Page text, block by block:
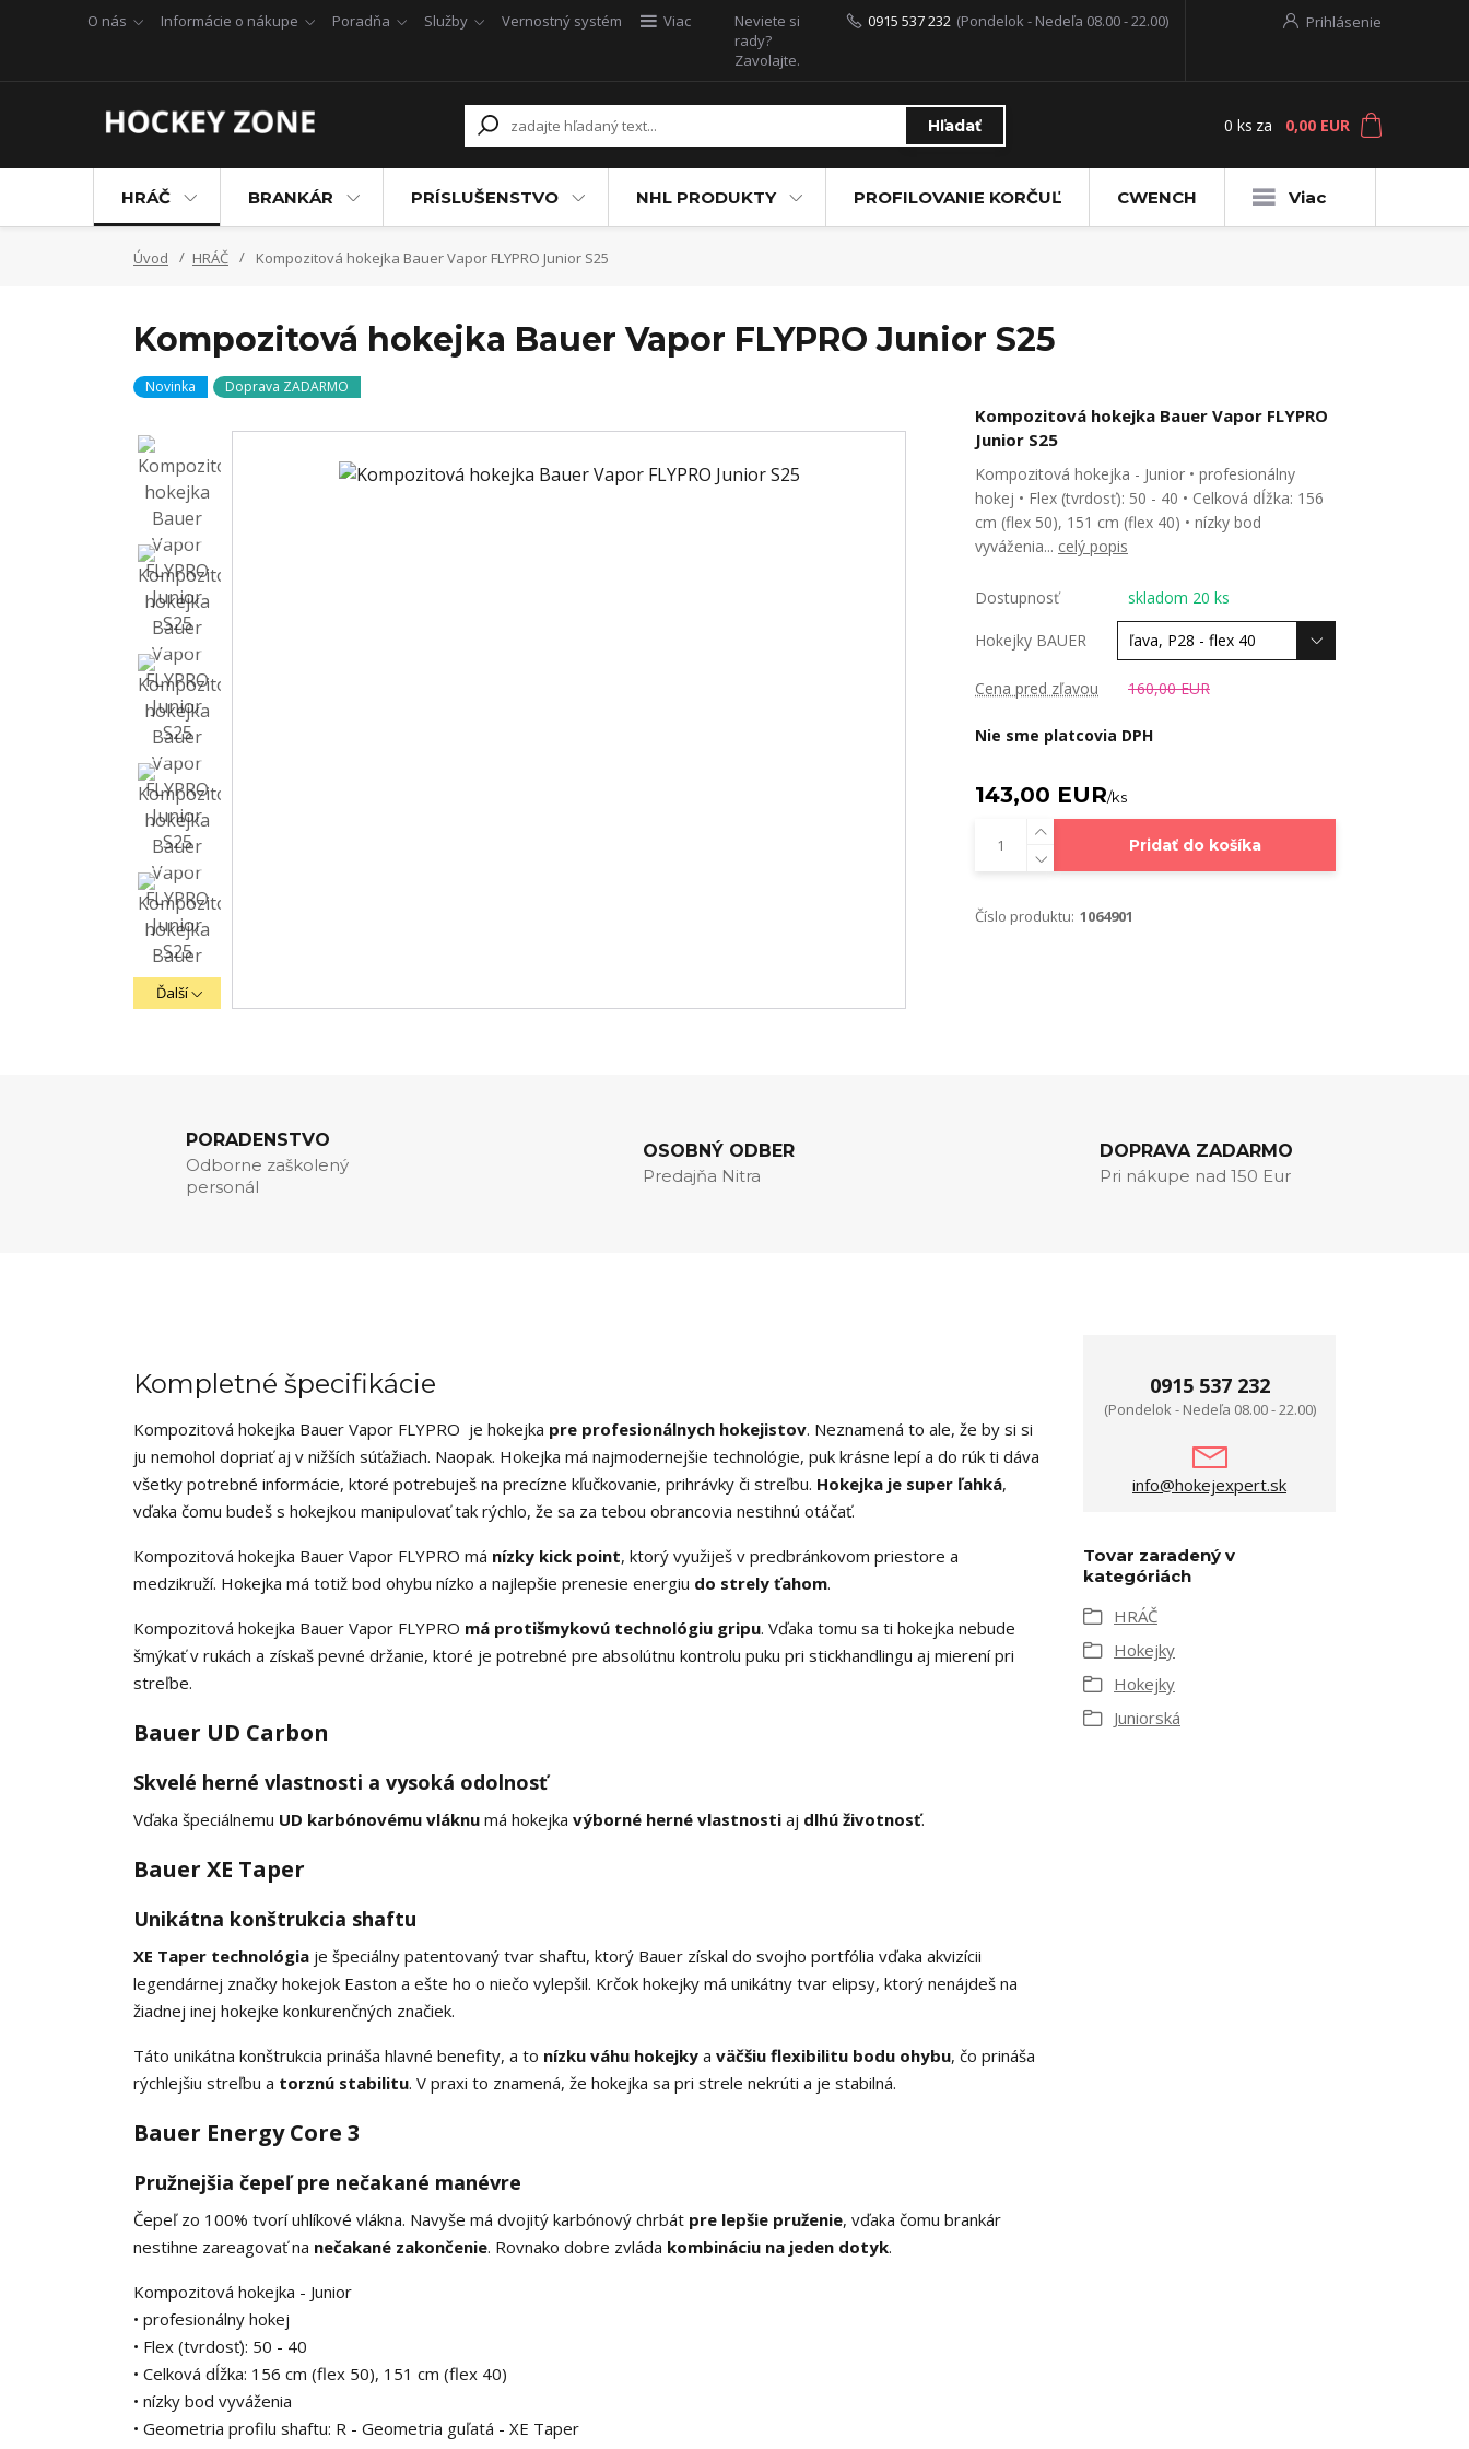
O nás Informácie o nákupe Poradňa Služby Vernostný systém Viac Prihlásenie
Hľadať
Neviete si
rady?
Zavolajte.
0915 537 232 (Pondelok - Nedeľa 08.00 - 22.00)
0 ks za 0,00 EUR
HRÁČ BRANKÁR PRÍSLUŠENSTVO NHL PRODUKTY PROFILOVANIE KORČUĽ CWENCH Viac
Úvod HRÁČ Kompozitová hokejka Bauer Vapor FLYPRO Junior S25
Kompozitová hokejka Bauer Vapor FLYPRO Junior S25
Novinka Doprava ZADARMO
Ďalší
Kompozitová hokejka Bauer Vapor FLYPRO
Junior S25
Kompozitová hokejka - Junior • profesionálny
hokej • Flex (tvrdosť): 50 - 40 • Celková dĺžka: 156
cm (flex 50), 151 cm (flex 40) • nízky bod
vyváženia... celý popis
Dostupnosť skladom 20 ks
Hokejky BAUER
Cena pred zľavou 160,00 EUR
Nie sme platcovia DPH
143,00 EUR/ks
Pridať do košíka
Číslo produktu: 1064901
PORADENSTVO
Odborne zaškolený
personál
OSOBNÝ ODBER
Predajňa Nitra
DOPRAVA ZADARMO
Pri nákupe nad 150 Eur
Kompletné špecifikácie
Kompozitová hokejka Bauer Vapor FLYPRO je hokejka pre profesionálnych hokejistov. Neznamená to ale, že by si si
ju nemohol dopriať aj v nižších súťažiach. Naopak. Hokejka má najmodernejšie technológie, puk krásne lepí a do rúk ti dáva
všetky potrebné informácie, ktoré potrebuješ na precízne kľučkovanie, prihrávky či streľbu. Hokejka je super ľahká,
vďaka čomu budeš s hokejkou manipulovať tak rýchlo, že sa za tebou obrancovia nestihnú otáčať.
Kompozitová hokejka Bauer Vapor FLYPRO má nízky kick point, ktorý využiješ v predbránkovom priestore a
medzikruží. Hokejka má totiž bod ohybu nízko a najlepšie prenesie energiu do strely ťahom.
Kompozitová hokejka Bauer Vapor FLYPRO má protišmykovú technológiu gripu. Vďaka tomu sa ti hokejka nebude
šmýkať v rukách a získaš pevné držanie, ktoré je potrebné pre absolútnu kontrolu puku pri stickhandlingu aj mierení pri
streľbe.
Bauer UD Carbon
Skvelé herné vlastnosti a vysoká odolnosť
Vďaka špeciálnemu UD karbónovému vláknu má hokejka výborné herné vlastnosti aj dlhú životnosť.
Bauer XE Taper
Unikátna konštrukcia shaftu
XE Taper technológia je špeciálny patentovaný tvar shaftu, ktorý Bauer získal do svojho portfólia vďaka akvizícii
legendárnej značky hokejok Easton a ešte ho o niečo vylepšil. Krčok hokejky má unikátny tvar elipsy, ktorý nenájdeš na
žiadnej inej hokejke konkurenčných značiek.
Táto unikátna konštrukcia prináša hlavné benefity, a to nízku váhu hokejky a väčšiu flexibilitu bodu ohybu, čo prináša
rýchlejšiu streľbu a torznú stabilitu. V praxi to znamená, že hokejka sa pri strele nekrúti a je stabilná.
Bauer Energy Core 3
Pružnejšia čepeľ pre nečakané manévre
Čepeľ zo 100% tvorí uhlíkové vlákna. Navyše má dvojitý karbónový chrbát pre lepšie pruženie, vďaka čomu brankár
nestihne zareagovať na nečakané zakončenie. Rovnako dobre zvláda kombináciu na jeden dotyk.
Kompozitová hokejka - Junior
• profesionálny hokej
• Flex (tvrdosť): 50 - 40
• Celková dĺžka: 156 cm (flex 50), 151 cm (flex 40)
• nízky bod vyváženia
• Geometria profilu shaftu: R - Geometria guľatá - XE Taper
0915 537 232
(Pondelok - Nedeľa 08.00 - 22.00)
info@hokejexpert.sk
Tovar zaradený v
kategóriách
HRÁČ
Hokejky
Hokejky
Juniorská